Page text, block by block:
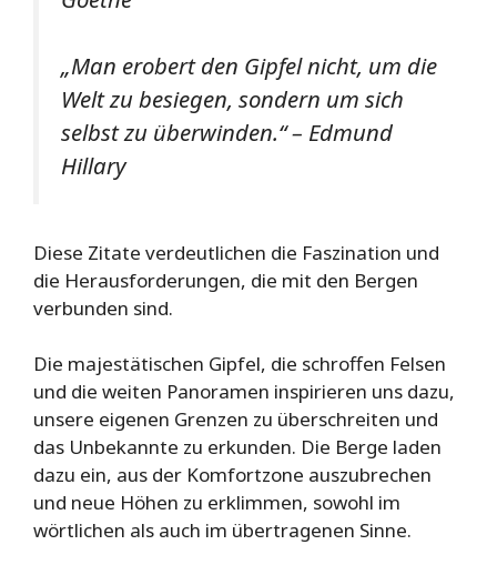
„Man erobert den Gipfel nicht, um die
Welt zu besiegen, sondern um sich
selbst zu überwinden.“ – Edmund
Hillary
Diese Zitate verdeutlichen die Faszination und
die Herausforderungen, die mit den Bergen
verbunden sind.
Die majestätischen Gipfel, die schroffen Felsen
und die weiten Panoramen inspirieren uns dazu,
unsere eigenen Grenzen zu überschreiten und
das Unbekannte zu erkunden. Die Berge laden
dazu ein, aus der Komfortzone auszubrechen
und neue Höhen zu erklimmen, sowohl im
wörtlichen als auch im übertragenen Sinne.